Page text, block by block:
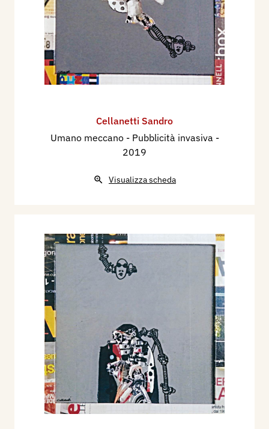
Cellanetti Sandro
Umano meccano - Pubblicità invasiva -
2019
Visualizza scheda